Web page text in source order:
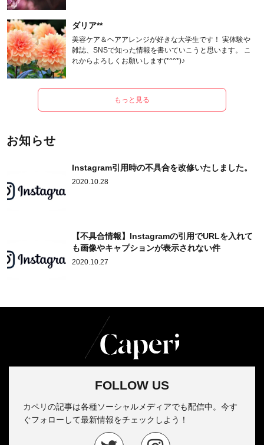
ダリア**
美容ケア＆ヘアアレンジが好きな大学生です！ 実体験や
雑誌、SNSで知った情報を書いていこうと思います。 こ
れからよろしくお願いします(*^^*)♪
もっと見る
お知らせ
Instagram引用時の不具合を改修いたしました。
2020.10.28
【不具合情報】Instagramの引用でURLを入れて
も画像やキャプションが表示されない件
2020.10.27
FOLLOW US
カペリの記事は各種ソーシャルメディアでも配信中。今す
ぐフォローして最新情報をチェックしよう！